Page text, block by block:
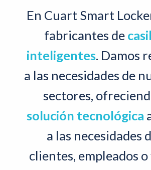
En Cuart Smart
fabricantes de
inteligentes. Damos
a las necesidades de
sectores,
solución tecnológica
a las necesidades
clientes, empleados o